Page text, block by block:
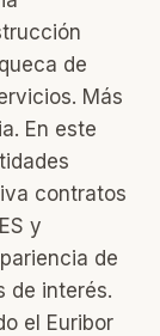
de
Más
En este
contratos
y
de
de interés.
el Euribor